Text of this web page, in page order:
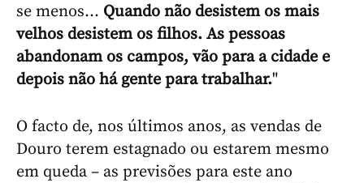
se menos... Quando não desistem os mais
velhos desistem os filhos. As pessoas
abandonam os campos, vão para a cidade e
depois não há gente para trabalhar."
O facto de, nos últimos anos, as vendas de
Douro terem estagnado ou estarem mesmo
em queda – as previsões para este ano